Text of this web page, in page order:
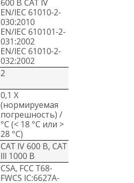
600 В CAT IV
EN/IEC 61010-2-
030:2010
EN/IEC 610101-2-
031:2002
EN/IEC 61010-2-
032:2002
2
0,1 X
(нормируемая
погрешность) /
°C (< 18 °C или >
28 °C)
CAT IV 600 В, CAT
III 1000 В
CSA, FCC T68-
FWCS IC:6627A-